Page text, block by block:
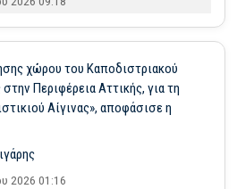
χώρου του Καποδιστριακού
Περιφέρεια Αττικής, για τη
Αίγινας», αποφάσισε η
2026 01:16